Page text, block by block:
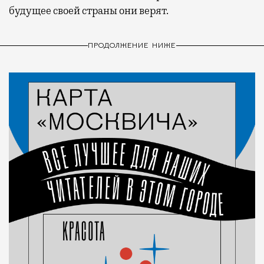
будущее своей страны они верят.
ПРОДОЛЖЕНИЕ НИЖЕ